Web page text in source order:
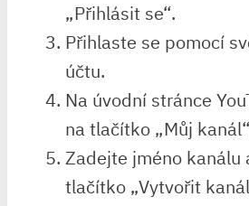
„Přihlásit se“.
Přihlaste se pomocí
účtu.
Na úvodní stránce
na tlačítko „Můj
Zadejte jméno kanálu
tlačítko „Vytvořit